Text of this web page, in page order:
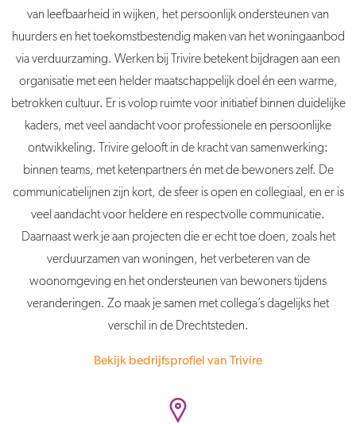
van leefbaarheid in wijken, het persoonlijk ondersteunen van
huurders en het toekomstbestendig maken van het woningaanbod
via verduurzaming. Werken bij Trivire betekent bijdragen aan een
organisatie met een helder maatschappelijk doel én een warme,
betrokken cultuur. Er is volop ruimte voor initiatief binnen duidelijke
kaders, met veel aandacht voor professionele en persoonlijke
ontwikkeling. Trivire gelooft in de kracht van samenwerking:
binnen teams, met ketenpartners én met de bewoners zelf. De
communicatielijnen zijn kort, de sfeer is open en collegiaal, en er is
veel aandacht voor heldere en respectvolle communicatie.
Daarnaast werk je aan projecten die er echt toe doen, zoals het
verduurzamen van woningen, het verbeteren van de
woonomgeving en het ondersteunen van bewoners tijdens
veranderingen. Zo maak je samen met collega’s dagelijks het
verschil in de Drechtsteden.
Bekijk bedrijfsprofiel van Trivire